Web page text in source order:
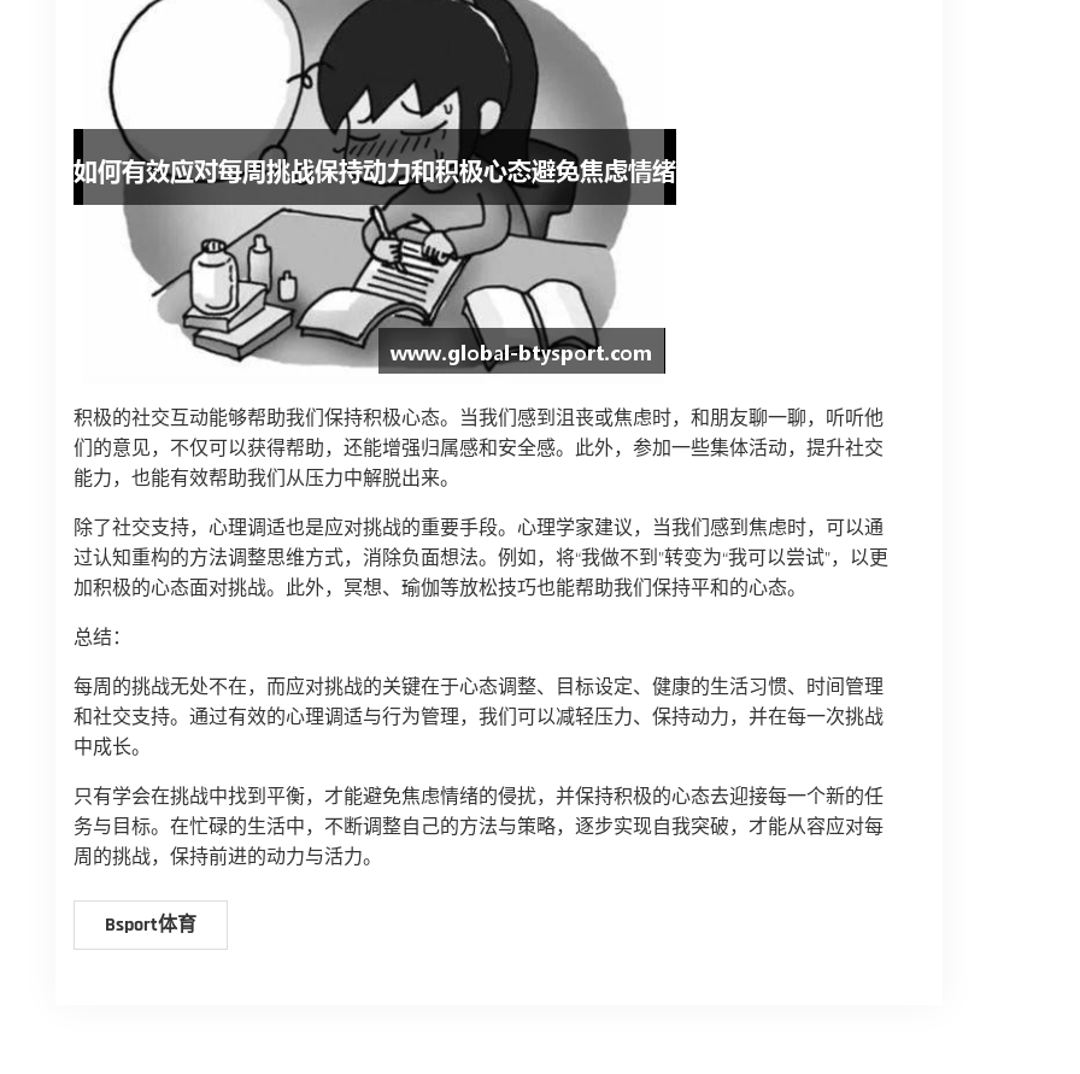
积极的社交互动能够帮助我们保持积极心态。当我们感到沮丧或焦虑时，和朋友聊一聊，听听他
们的意见，不仅可以获得帮助，还能增强归属感和安全感。此外，参加一些集体活动，提升社交
能力，也能有效帮助我们从压力中解脱出来。
除了社交支持，心理调适也是应对挑战的重要手段。心理学家建议，当我们感到焦虑时，可以通
过认知重构的方法调整思维方式，消除负面想法。例如，将“我做不到”转变为“我可以尝试”，以更
加积极的心态面对挑战。此外，冥想、瑜伽等放松技巧也能帮助我们保持平和的心态。
总结：
每周的挑战无处不在，而应对挑战的关键在于心态调整、目标设定、健康的生活习惯、时间管理
和社交支持。通过有效的心理调适与行为管理，我们可以减轻压力、保持动力，并在每一次挑战
中成长。
只有学会在挑战中找到平衡，才能避免焦虑情绪的侵扰，并保持积极的心态去迎接每一个新的任
务与目标。在忙碌的生活中，不断调整自己的方法与策略，逐步实现自我突破，才能从容应对每
周的挑战，保持前进的动力与活力。
Bsport体育